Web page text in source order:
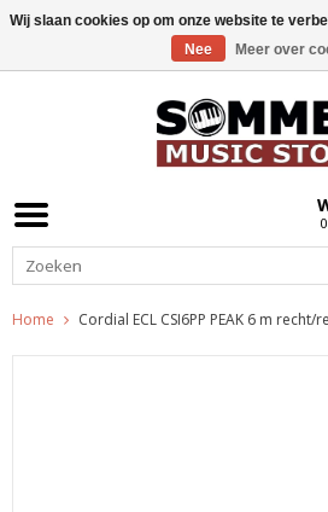
Home Cordial ECL CSI6PP PEAK 6 m recht/
Wij slaan cookies op om onze website te
Nee
Meer over